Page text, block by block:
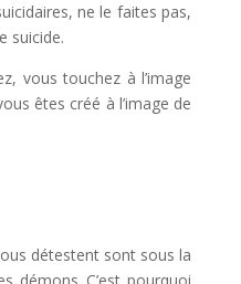
ne le faites pas,
suicide.
vous touchez à l’image
êtes créé à l’image de
détestent sont sous la